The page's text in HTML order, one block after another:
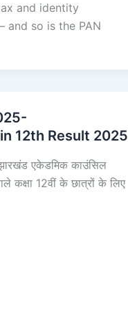
and identity
and so is the PAN
12th Result 2025
एकेडमिक काउंसिल
कक्षा 12वीं के छात्रों के लिए